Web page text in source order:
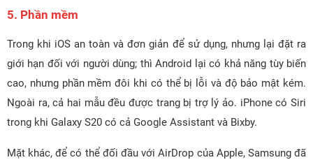
5. Phần mềm
Trong khi iOS an toàn và đơn giản để sử dụng, nhưng lại đặt ra
giới hạn đối với người dùng; thì Android lại có khả năng tùy biến
cao, nhưng phần mềm đôi khi có thể bị lỗi và độ bảo mật kém.
Ngoài ra, cả hai mẫu đều được trang bị trợ lý ảo. iPhone có Siri
trong khi Galaxy S20 có cả Google Assistant và Bixby.
Mặt khác, để có thể đối đầu với AirDrop của Apple, Samsung đã